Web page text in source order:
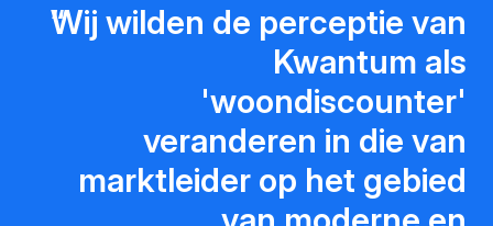
Wij wilden de perceptie van
Kwantum als
'woondiscounter'
veranderen in die van
marktleider op het gebied